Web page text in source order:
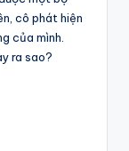
cô phát hiện
của mình.
ra sao?